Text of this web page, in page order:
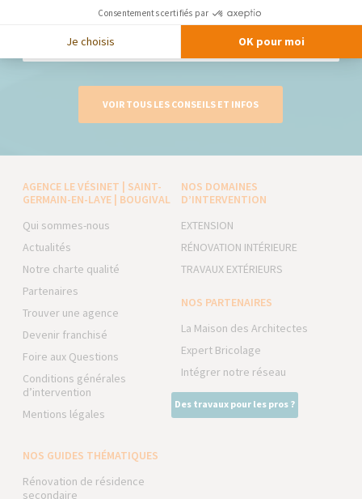
Vous envisager d’aménager votre nouvelle salle de bain et
vous vous demandez par où...
VOIR TOUS LES CONSEILS ET INFOS
AGENCE LE VÉSINET | SAINT-
GERMAIN-EN-LAYE | BOUGIVAL
Qui sommes-nous
Actualités
Notre charte qualité
Partenaires
Trouver une agence
Devenir franchisé
Foire aux Questions
Conditions générales
d’intervention
Mentions légales
NOS DOMAINES
D’INTERVENTION
EXTENSION
RÉNOVATION INTÉRIEURE
TRAVAUX EXTÉRIEURS
NOS PARTENAIRES
La Maison des Architectes
Expert Bricolage
Intégrer notre réseau
Des travaux pour les pros ?
NOS GUIDES THÉMATIQUES
Rénovation de résidence
secondaire
Consentements certifiés par
Je choisis OK pour moi